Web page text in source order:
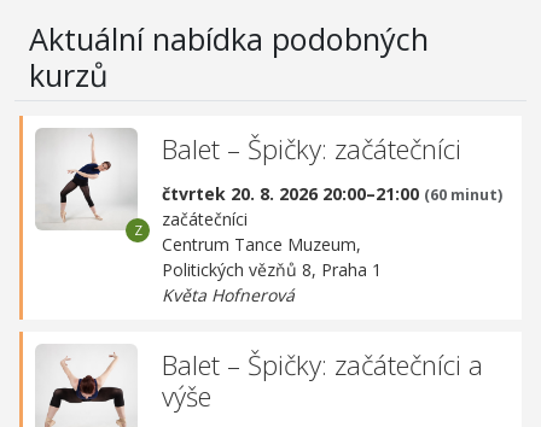
Aktuální nabídka podobných
kurzů
Balet – Špičky: začátečníci
čtvrtek 20. 8. 2026 20:00–21:00 (60 minut)
začátečníci
Centrum Tance Muzeum,
Politických vězňů 8, Praha 1
Květa Hofnerová
Balet – Špičky: začátečníci a
výše